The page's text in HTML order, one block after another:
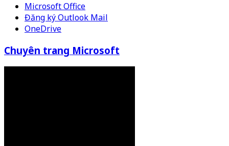
Microsoft Office
Đăng ký Outlook Mail
OneDrive
Chuyên trang Microsoft